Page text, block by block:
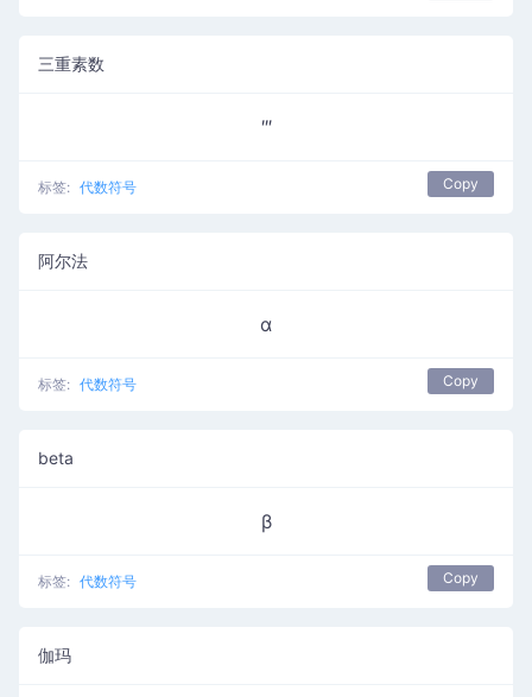
三重素数
‴
标签: 代数符号 Copy
阿尔法
α
标签: 代数符号 Copy
beta
β
标签: 代数符号 Copy
伽玛